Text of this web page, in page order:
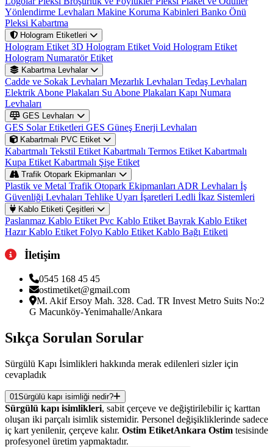
Yönlendirme Levhaları Makine Koruma Kabinleri Banko Önü
Pleksi Kabartma
Hologram Etiketleri
Hologram Etiket 3D Hologram Etiket Void Hologram Etiket
Hologram Numaratör Etiket
Kabartma Levhalar
Cadde ve Sokak Levhaları Mezarlık Levhaları Tedaş Levhaları
Elektrik Abone Plakaları Su Abone Plakaları Kapı Numara
Levhaları
GES Levhaları
GES Solar Etiketleri GES Güneş Enerji Levhaları
Kabartmalı PVC Etiket
Kabartmalı Tekstil Etiket Kabartmalı Termos Etiket Kabartmalı
Kupa Etiket Kabartmalı Şişe Etiket
Trafik Otopark Ekipmanları
Plastik ve Metal Trafik Otopark Ekipmanları ADR Levhaları İş
Güvenliği Levhaları Tehlike Uyarı İşaretleri Ledli İkaz Sistemleri
Kablo Etiketi Çeşitleri
Paslanmaz Kablo Etiket Pvc Kablo Etiket Bayrak Kablo Etiket
Hazır Kablo Etiket Folyo Kablo Etiket Kablo Bağı Etiketi
İletişim
0545 168 45 45
ostimetiket@gmail.com
M. Akif Ersoy Mah. 328. Cad. TR Invest Metro Suits No:2
G Macunköy-Yenimahalle/Ankara
Sıkça Sorulan Sorular
Sürgülü Kapı İsimlikleri hakkında merak edilenleri sizler için
cevapladık
01Sürgülü kapı isimliği nedir?
Sürgülü kapı isimlikleri, sabit çerçeve ve değiştirilebilir iç karttan
oluşan iki parçalı isimlik sistemidir. Personel değişikliklerinde sadece
iç kart yenilenir, çerçeve kalır. Ostim EtiketAnkara Ostim tesisinde
profesyonel üretim yapmaktadır.